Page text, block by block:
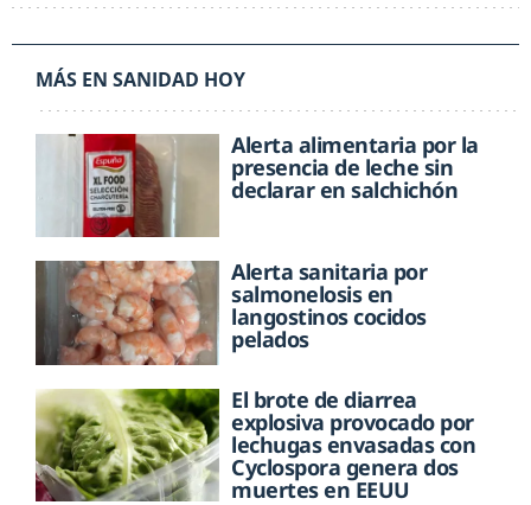
MÁS EN SANIDAD HOY
Alerta alimentaria por la
presencia de leche sin
declarar en salchichón
Alerta sanitaria por
salmonelosis en
langostinos cocidos
pelados
El brote de diarrea
explosiva provocado por
lechugas envasadas con
Cyclospora genera dos
muertes en EEUU